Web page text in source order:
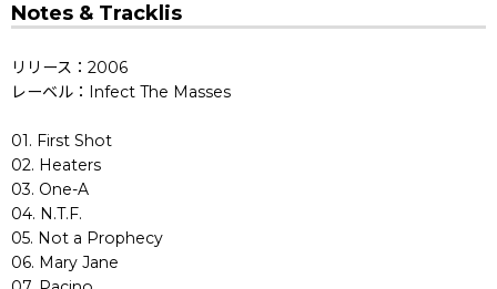
Notes & Tracklis
リリース：2006
レーベル：Infect The Masses
01. First Shot
02. Heaters
03. One-A
04. N.T.F.
05. Not a Prophecy
06. Mary Jane